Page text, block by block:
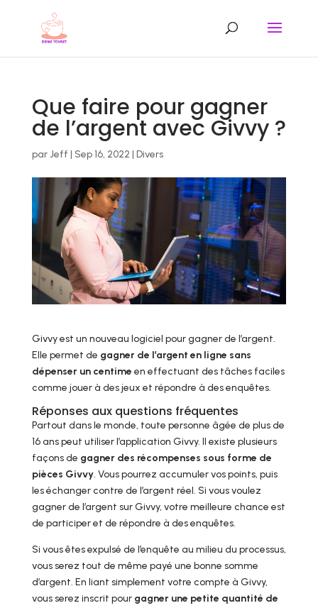
Que faire pour gagner
de l’argent avec Givvy ?
parJeff | Sep 16, 2022 | Divers
Givvy est un nouveau logiciel pour gagner de l’argent.
Elle permet de gagner de l’argent en ligne sans
dépenser un centime en effectuant des tâches faciles
comme jouer à des jeux et répondre à des enquêtes.
Réponses aux questions fréquentes
Partout dans le monde, toute personne âgée de plus de
16 ans peut utiliser l’application Givvy. Il existe plusieurs
façons de gagner des récompenses sous forme de
pièces Givvy. Vous pourrez accumuler vos points, puis
les échanger contre de l’argent réel. Si vous voulez
gagner de l’argent sur Givvy, votre meilleure chance est
de participer et de répondre à des enquêtes.
Si vous êtes expulsé de l’enquête au milieu du processus,
vous serez tout de même payé une bonne somme
d’argent. En liant simplement votre compte à Givvy,
vous serez inscrit pour gagner une petite quantité de